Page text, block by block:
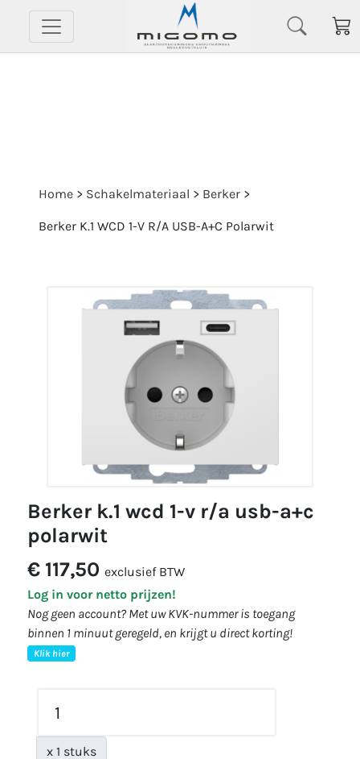
Home > Schakelmateriaal > Berker >
Berker K.1 WCD 1-V R/A USB-A+C Polarwit
berker k.1 wcd 1-v r/a usb-a+c
polarwit
€ 117,50 exclusief BTW
Log in voor netto prijzen!
Nog geen account? Met uw KVK-nummer is toegang
binnen 1 minuut geregeld, en krijgt u direct korting!
Klik hier
x 1 stuks